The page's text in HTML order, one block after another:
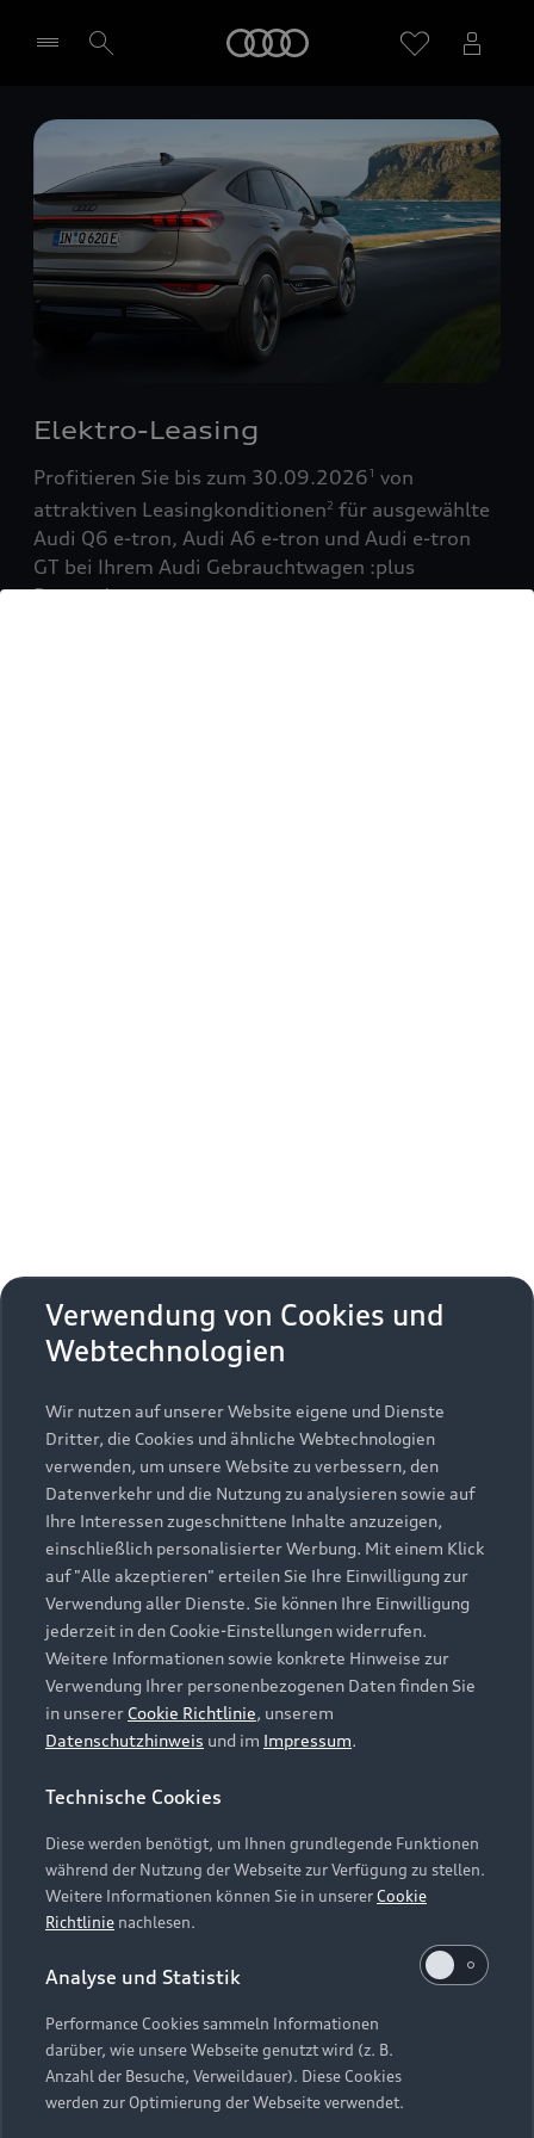
Händler wählen
Elektro-Leasing
Profitieren Sie bis zum 30.09.20261 von
attraktiven Leasingkonditionen2 für ausgewählte
Audi Q6 e-tron, Audi A6 e-tron und Audi e-tron
GT bei Ihrem Audi Gebrauchtwagen :plus
Partner!
Zurück nach oben
Modelle
Alle Modelle
Modelle vergleichen
Elektromodelle
Plug-in-Hybride
Kaufen & leasen
Neuwagensuche
Gebrauchtwagensuche
Gebrauchtwagen
Finanzierung
Aktionen & Angebote
Geschäftskunden
Service & Zubehör
Saisonale Angebote
Audi Services
Garantie
Audi digital services
myAudi
Support
Kundenservice
Händlersuche
Audi Code
Online-Terminvereinbarung
Servicekontakt
Vertrag widerrufen
Über Audi
Unternehmen
Karriere
Investor Relations
Presse & Media Center
Datenschutz
Audi erleben
Newsletter
Impressum Rechtliches
Hinweisgebersystem
Datenschutzinformation
Cookie-Einstellungen
Cookie-Richtlinie
Barrierefreiheit
Hinweis: Die aktuelle Darstellung und Anordnung der
Embleme am Fahrzeug bei allen Abbildungen auf dieser
Webseite kann abweichen.
Verwendung von Cookies und
Webtechnologien
Wir nutzen auf unserer Website eigene und Dienste
Dritter, die Cookies und ähnliche Webtechnologien
verwenden, um unsere Website zu verbessern, den
Datenverkehr und die Nutzung zu analysieren sowie auf
Ihre Interessen zugeschnittene Inhalte anzuzeigen,
einschließlich personalisierter Werbung. Mit einem Klick
auf "Alle akzeptieren" erteilen Sie Ihre Einwilligung zur
Verwendung aller Dienste. Sie können Ihre Einwilligung
jederzeit in den Cookie-Einstellungen widerrufen.
Weitere Informationen sowie konkrete Hinweise zur
Verwendung Ihrer personenbezogenen Daten finden Sie
in unserer Cookie Richtlinie, unserem
Datenschutzhinweis und im Impressum.
Technische Cookies
Diese werden benötigt, um Ihnen grundlegende Funktionen
während der Nutzung der Webseite zur Verfügung zu stellen.
Weitere Informationen können Sie in unsererCookie
Richtlinie nachlesen.
Analyse und Statistik
Performance Cookies sammeln Informationen
darüber, wie unsere Webseite genutzt wird (z. B.
Anzahl der Besuche, Verweildauer). Diese Cookies
werden zur Optimierung der Webseite verwendet.